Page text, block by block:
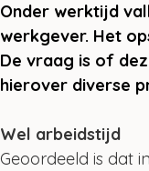
Onder werktijd
werkgever. Het
De vraag is of
hierover diverse
Wel arbeidstijd
Geoordeeld is dat